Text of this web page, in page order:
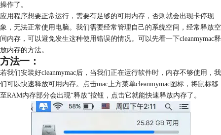
操作了。
应用程序想要正常运行，需要有足够的可用内存，否则就会出现卡停现
象，无法正常使用电脑。我们需要经常管理自己的系统空间，经常释放空
间内存，可以避免发生这种使用错误的情况。可以先看一下cleanmymac释
放内存的方法。
方法一：
若我们安装好cleanmymac后，当我们正在运行软件时，内存不够使用，我
们可以快速释放可用内存。点击mac上方菜单cleanmymac图标，将鼠标移
至RAM内存部分会出现“释放”按钮，点击它就能快速释放内存了。